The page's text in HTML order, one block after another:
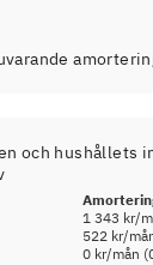
och hushållets
1 343 kr/
522 kr/
0 kr/mån (